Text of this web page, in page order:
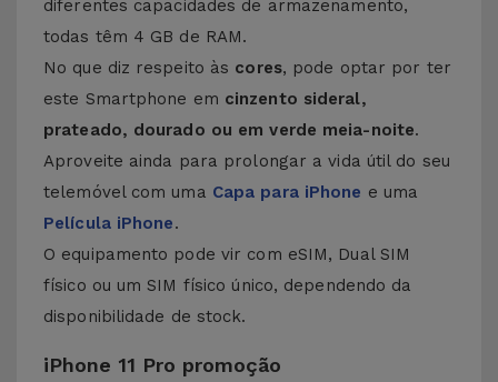
diferentes capacidades de armazenamento,
todas têm 4 GB de RAM.
No que diz respeito às cores, pode optar por ter
este Smartphone em cinzento sideral,
prateado, dourado ou em verde meia-noite.
Aproveite ainda para prolongar a vida útil do seu
telemóvel com uma Capa para iPhone e uma
Película iPhone.
O equipamento pode vir com eSIM, Dual SIM
físico ou um SIM físico único, dependendo da
disponibilidade de stock.
iPhone 11 Pro promoção